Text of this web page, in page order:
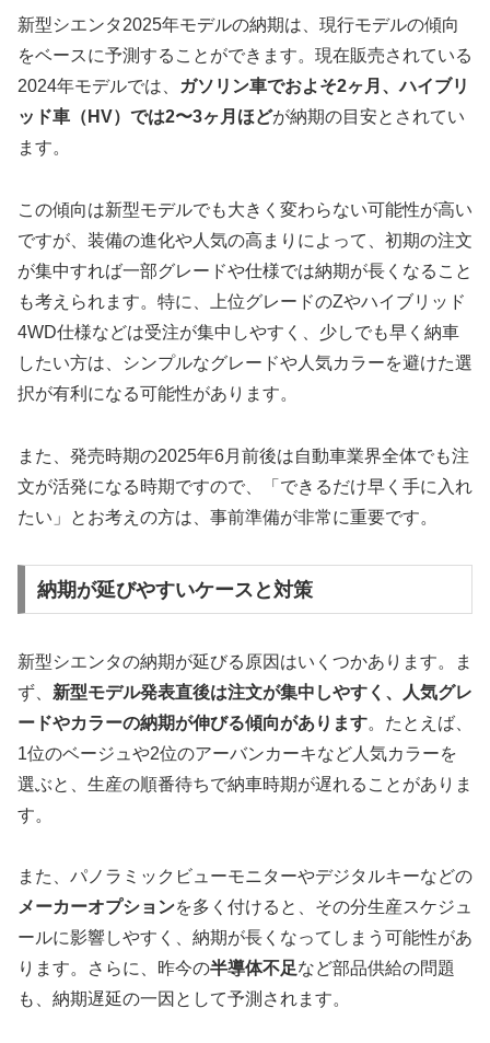
新型シエンタ2025年モデルの納期は、現行モデルの傾向
をベースに予測することができます。現在販売されている
2024年モデルでは、
ガソリン車でおよそ2ヶ月、ハイブリ
ッド車（HV）では2〜3ヶ月ほどが納期の目安とされてい
ます。
この傾向は新型モデルでも大きく変わらない可能性が高い
ですが、装備の進化や人気の高まりによって、初期の注文
が集中すれば一部グレードや仕様では納期が長くなること
も考えられます。特に、上位グレードのZやハイブリッド
4WD仕様などは受注が集中しやすく、少しでも早く納車
したい方は、シンプルなグレードや人気カラーを避けた選
択が有利になる可能性があります。
また、発売時期の2025年6月前後は自動車業界全体でも注
文が活発になる時期ですので、「できるだけ早く手に入れ
たい」とお考えの方は、事前準備が非常に重要です。
納期が延びやすいケースと対策
新型シエンタの納期が延びる原因はいくつかあります。ま
ず、 新型モデル発表直後は注文が集中しやすく、人気グレ
ードやカラーの納期が伸びる傾向があります。たとえば、
1位のベージュや2位のアーバンカーキなど人気カラーを
選ぶと、生産の順番待ちで納車時期が遅れることがありま
す。
また、パノラミックビューモニターやデジタルキーなどの
メーカーオプションを多く付けると、その分生産スケジュ
ールに影響しやすく、納期が長くなってしまう可能性があ
ります。さらに、昨今の半導体不足など部品供給の問題
も、納期遅延の一因として予測されます。